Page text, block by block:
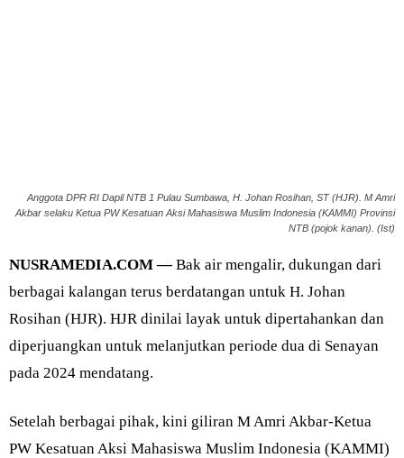
Anggota DPR RI Dapil NTB 1 Pulau Sumbawa, H. Johan Rosihan, ST (HJR). M Amri
Akbar selaku Ketua PW Kesatuan Aksi Mahasiswa Muslim Indonesia (KAMMI) Provinsi
NTB (pojok kanan). (Ist)
NUSRAMEDIA.COM —Bak air mengalir, dukungan dari
berbagai kalangan terus berdatangan untuk H. Johan
Rosihan (HJR). HJR dinilai layak untuk dipertahankan dan
diperjuangkan untuk melanjutkan periode dua di Senayan
pada 2024 mendatang.
Setelah berbagai pihak, kini giliran M Amri Akbar-Ketua
PW Kesatuan Aksi Mahasiswa Muslim Indonesia (KAMMI)